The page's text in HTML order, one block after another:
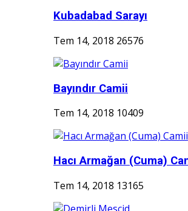
Kubadabad Sarayı
Tem 14, 2018 26576
Bayındır Camii
Tem 14, 2018 10409
Hacı Armağan (Cuma)
Tem 14, 2018 13165